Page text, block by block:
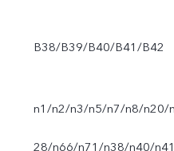
B38/B39/B40/B41/B42
n1/n2/n3/n5/n7/n8/n20/
28/n66/n71/n38/n40/